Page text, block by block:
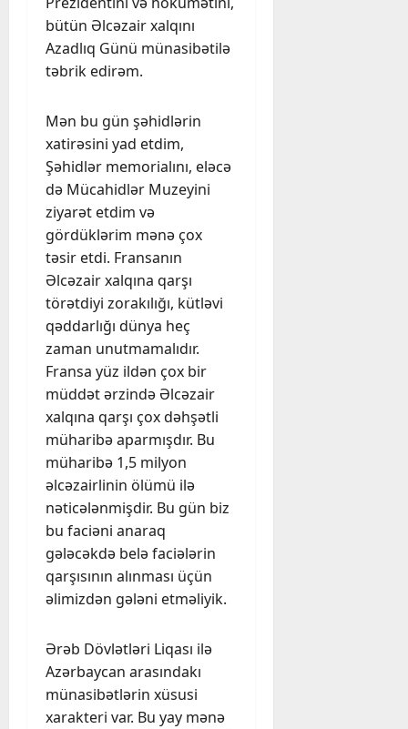
bütün Əlcəzair xalqını
Azadlıq Günü münasibətilə
təbrik edirəm.
Mən bu gün şəhidlərin
xatirəsini yad etdim,
Şəhidlər memorialını, eləcə
də Mücahidlər Muzeyini
ziyarət etdim və
gördüklərim mənə çox
təsir etdi. Fransanın
Əlcəzair xalqına qarşı
törətdiyi zorakılığı, kütləvi
qəddarlığı dünya heç
zaman unutmamalıdır.
Fransa yüz ildən çox bir
müddət ərzində Əlcəzair
xalqına qarşı çox dəhşətli
müharibə aparmışdır. Bu
müharibə 1,5 milyon
əlcəzairlinin ölümü ilə
nəticələnmişdir. Bu gün biz
bu faciəni anaraq
gələcəkdə belə faciələrin
qarşısının alınması üçün
əlimizdən gələni etməliyik.
Ərəb Dövlətləri Liqası ilə
Azərbaycan arasındakı
münasibətlərin xüsusi
xarakteri var. Bu yay mənə